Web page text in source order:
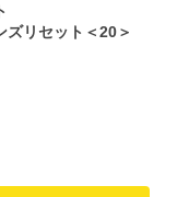
リセット＜20＞